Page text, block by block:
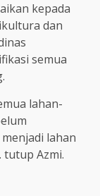
kepada
dan
semua
lahan-
lahan
tutup Azmi.